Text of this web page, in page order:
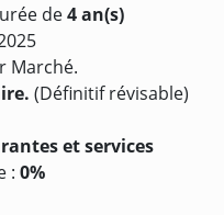
de4 an(s)
Marché.
(Définitif révisable)
et services
: 0%